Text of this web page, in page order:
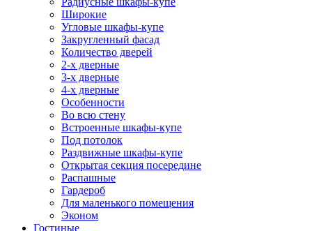
Широкие
Угловые шкафы-купе
Закругленный фасад
Количество дверей
2-х дверные
3-х дверные
4-х дверные
Особенности
Во всю стену
Встроенные шкафы-купе
Под потолок
Раздвижные шкафы-купе
Открытая секция посередине
Распашные
Гардероб
Для маленького помещения
Эконом
Гостиные